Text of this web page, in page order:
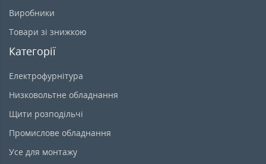
Виробники
Товари зі знижкою
Категорії
Електрофурнітура
Низковольтне обладнання
Щити розподільчі
Промислове обладнання
Усе для монтажу